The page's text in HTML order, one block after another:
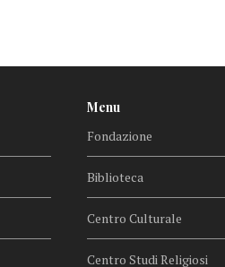
Menu
Fondazione
Biblioteca
Centro Culturale
Centro Studi Religiosi